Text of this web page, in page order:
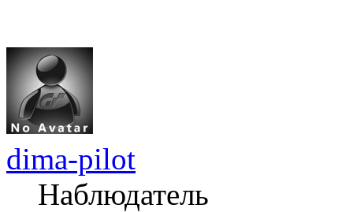
dima-pilot
Наблюдатель